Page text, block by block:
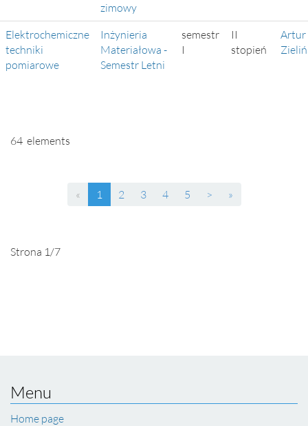
zimowy
Elektrochemiczne
techniki
pomiarowe
Inżynieria
Materiałowa -
Semestr Letni
semestr
I
II
stopień
Artur
64 elements
« 1 (current)
2 3 4 5 > »
Strona 1/7
Menu
Home page